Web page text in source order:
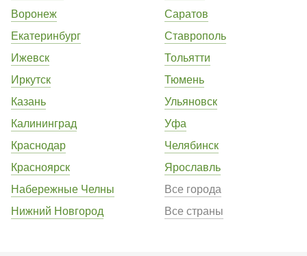
Воронеж
Екатеринбург
Ижевск
Иркутск
Казань
Калининград
Краснодар
Красноярск
Набережные Челны
Нижний Новгород
Саратов
Ставрополь
Тольятти
Тюмень
Ульяновск
Уфа
Челябинск
Ярославль
Все города
Все страны